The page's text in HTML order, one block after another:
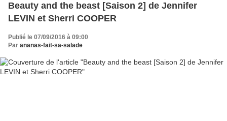
Beauty and the beast [Saison 2] de Jennifer
LEVIN et Sherri COOPER
Publié le 07/09/2016 à 09:00
Par ananas-fait-sa-salade